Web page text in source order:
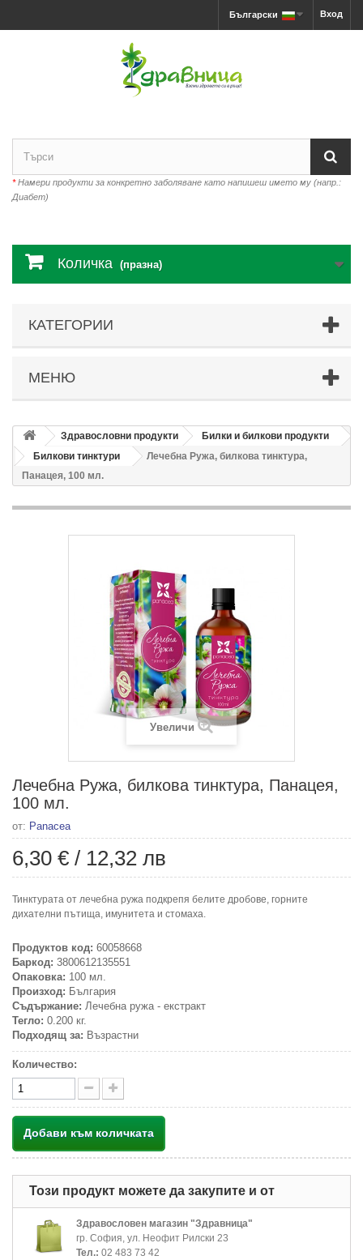
Вход
Български
*Намери продукти за конкретно заболяване като напишеш името му (напр.:
Диабет)
Количка (празна)
КАТЕГОРИИ
МЕНЮ
Здравословни продукти
Билки и билкови продукти
Билкови тинктури
Лечебна Ружа, билкова тинктура,
Панацея, 100 мл.
Увеличи
Лечебна Ружа, билкова тинктура, Панацея,
100 мл.
от: Panacea
6,30 € / 12,32 лв
Тинктурата от лечебна ружа подкрепя белите дробове, горните
дихателни пътища, имунитета и стомаха.
Продуктов код: 60058668
Баркод: 3800612135551
Опаковка: 100 мл.
Произход: България
Съдържание: Лечебна ружа - екстракт
Тегло: 0.200 кг.
Подходящ за: Възрастни
Количество:
Добави към количката
Този продукт можете да закупите и от
Здравословен магазин "Здравница"
гр. София, ул. Неофит Рилски 23
Тел.: 02 483 73 42